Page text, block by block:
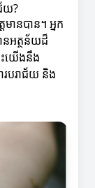
យ?
ានបាន។ អ្នក
នអត្ថន័យដ៏
ះយើងនឹង
របរាជ័យ និង